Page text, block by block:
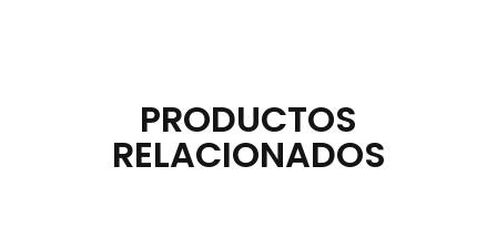
PRODUCTOS
RELACIONADOS